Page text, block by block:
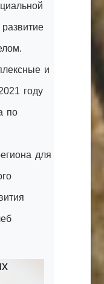
и
году
по
для